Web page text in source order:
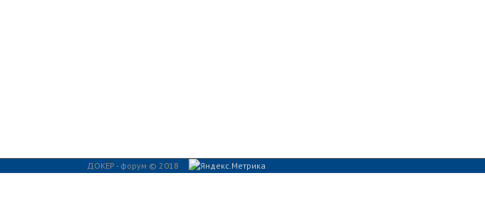
ДОКЕР - форум © 2018